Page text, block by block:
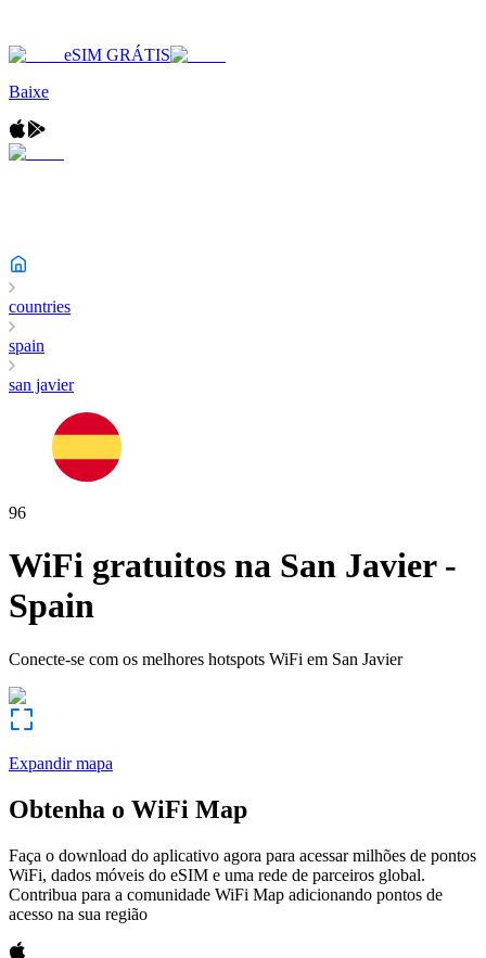
eSIM GRÁTIS
Baixe
countries
spain
san javier
96
WiFi gratuitos na San Javier-
Spain
Conecte-se com os melhores hotspots WiFi em San Javier
Expandir mapa
Obtenha o WiFi Map
Faça o download do aplicativo agora para acessar milhões de pontos
WiFi, dados móveis do eSIM e uma rede de parceiros global.
Contribua para a comunidade WiFi Map adicionando pontos de
acesso na sua região